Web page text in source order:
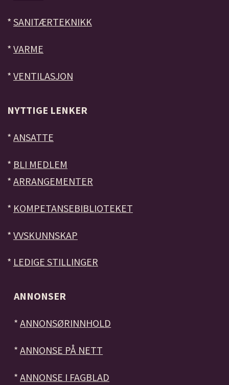
* SANITÆRTEKNIKK
* VARME
* VENTILASJON
NYTTIGE LENKER
* ANSATTE
* BLI MEDLEM
* ARRANGEMENTER
* KOMPETANSEBIBLIOTEKET
* VVSKUNNSKAP
* LEDIGE STILLINGER
ANNONSER
*ANNONSØRINNHOLD
*ANNONSE PÅ NETT
*ANNONSE I FAGBLAD